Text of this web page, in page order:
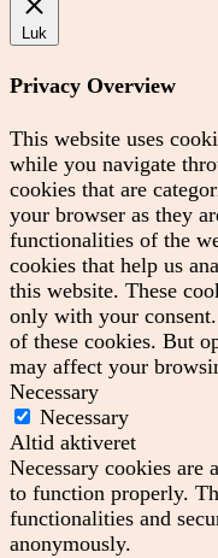
Luk
Privacy Overview
This website uses
while you navigate
cookies that are
your browser as they
functionalities of the
cookies that help us
this website. These
only with your
of these cookies. But
may affect your
Necessary
Necessary
Altid aktiveret
Necessary cookies are
to function properly.
functionalities and
anonymously.